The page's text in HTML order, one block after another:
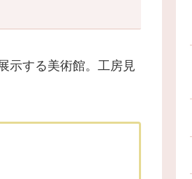
示する美術館。工房見